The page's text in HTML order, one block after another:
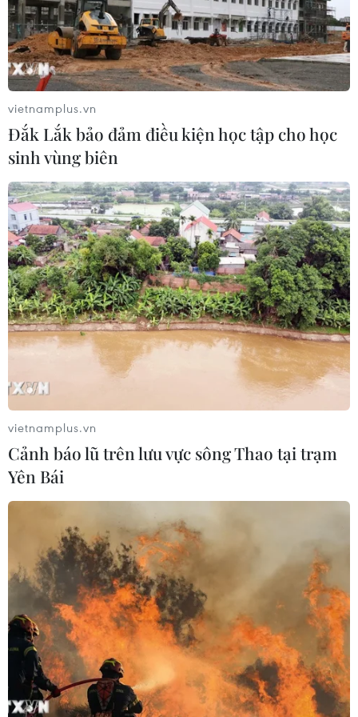
​Chống xói lở bờ biển Nam miền Trung:
Tiến hành đồng bộ các giải pháp
18/07/2018 05:35
Công tác phòng chống xói lở bờ biển ở các tỉnh, thành
phố ven biển nói chung và 4 tỉnh Nam miền Trung:
Quảng Nam, Quảng Ngãi, Bình Định, Phú Yên nói riêng
còn thụ động.
Khai thác cát tràn lan, một di tích quốc
gia trước nguy cơ "xóa sổ"
07/10/2018 01:34
vietnamplus.vn
Đắk Lắk bảo đảm điều kiện học tập cho học
sinh vùng biên
vietnamplus.vn
Cảnh báo lũ trên lưu vực sông Thao tại trạm
Yên Bái